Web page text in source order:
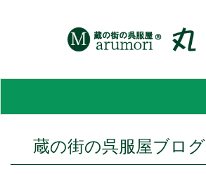
蔵の街の呉服屋ブログ